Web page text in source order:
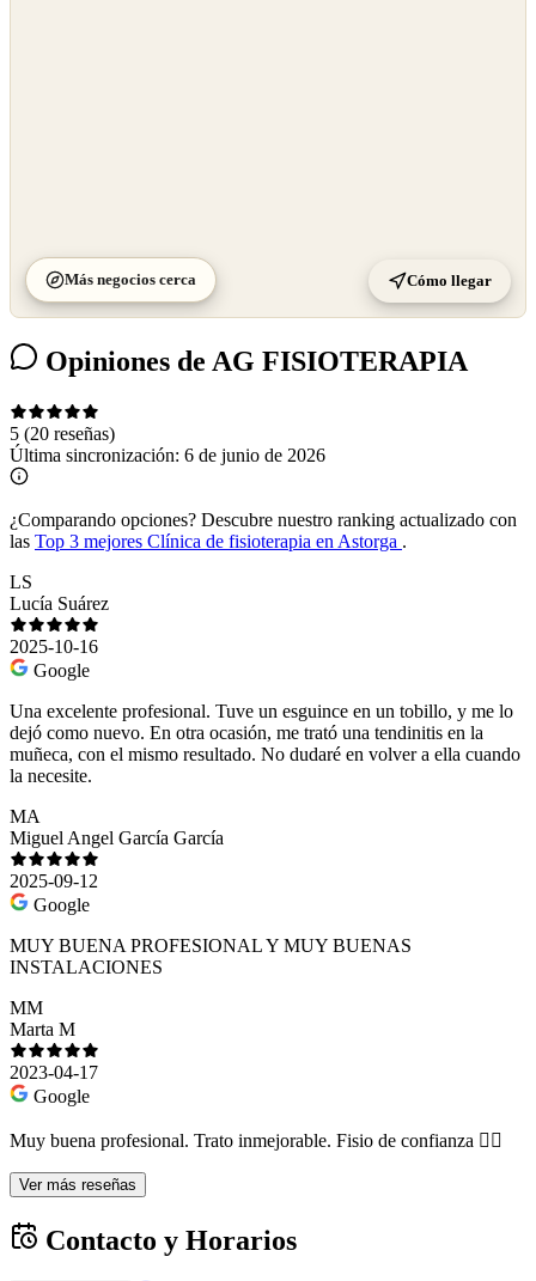
Más negocios cerca Cómo llegar
Opiniones de AG FISIOTERAPIA
5 (20 reseñas)
Última sincronización: 6 de junio de 2026
¿Comparando opciones? Descubre nuestro ranking actualizado con
las Top 3 mejores Clínica de fisioterapia en Astorga .
LS
Lucía Suárez
2025-10-16
Google
Una excelente profesional. Tuve un esguince en un tobillo, y me lo
dejó como nuevo. En otra ocasión, me trató una tendinitis en la
muñeca, con el mismo resultado. No dudaré en volver a ella cuando
la necesite.
MA
Miguel Angel García García
2025-09-12
Google
MUY BUENA PROFESIONAL Y MUY BUENAS
INSTALACIONES
MM
Marta M
2023-04-17
Google
Muy buena profesional. Trato inmejorable. Fisio de confianza 👌🏽
Ver más reseñas
Contacto y Horarios